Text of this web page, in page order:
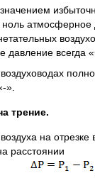
атмосферное
давление всегда
».
трение.
на отрезке
расстоянии